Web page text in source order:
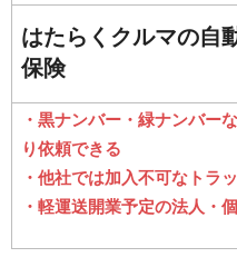
はたらくクルマの自
保険
・黒ナンバー・緑ナンバー
り依頼できる
・他社では加入不可なトラ
・軽運送開業予定の法人・